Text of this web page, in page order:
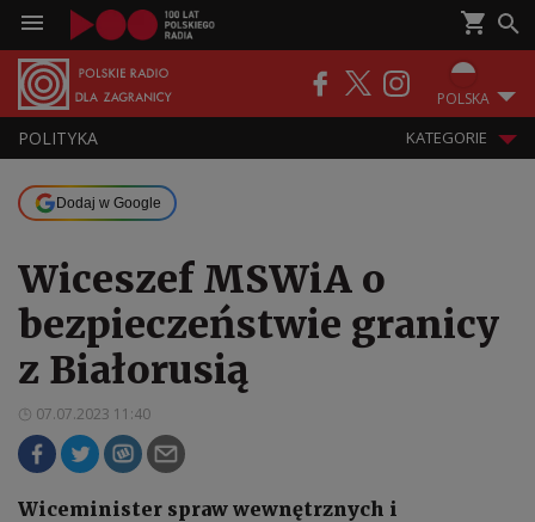
POLSKA
POLITYKA KATEGORIE
Dodaj w Google
Wiceszef MSWiA o
bezpieczeństwie granicy
z Białorusią
07.07.2023 11:40
Wiceminister spraw wewnętrznych i